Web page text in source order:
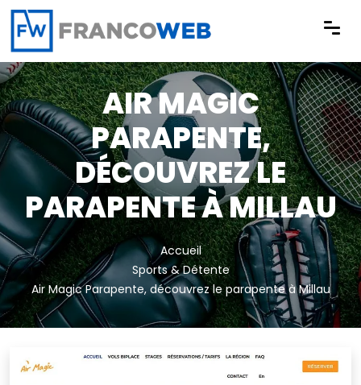
Panneau de gestion des cookies
AIR MAGIC
PARAPENTE,
DÉCOUVREZ LE
PARAPENTE À MILLAU
Accueil
Sports & Détente
Air Magic Parapente, découvrez le parapente à Millau